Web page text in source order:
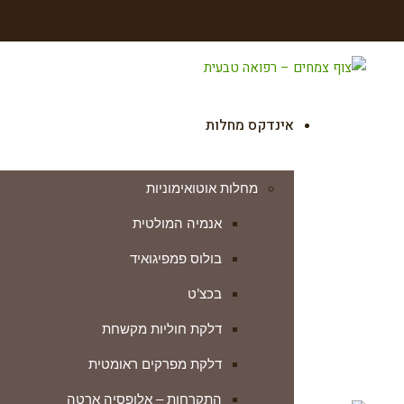
אינדקס מחלות
מחלות אוטואימוניות
אנמיה המולטית
בולוס פמפיגואיד
בכצ’ט
דלקת חוליות מקשחת
דלקת מפרקים ראומטית
התקרחות – אלופסיה ארטה